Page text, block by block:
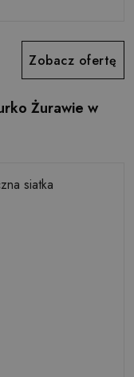
Zobacz ofertę
Żurawie w